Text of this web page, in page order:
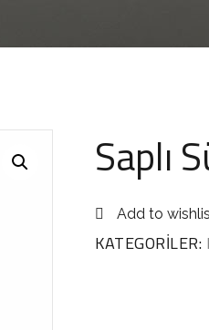
Saplı
Add to
KATEGORILER: